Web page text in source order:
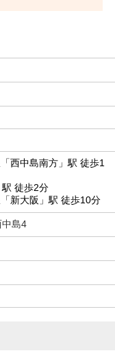
西中島南方」駅 徒歩1
徒歩2分
新大阪」駅 徒歩10分
中島4